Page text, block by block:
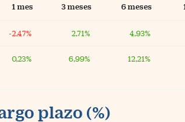
1 mes 3 meses 6 meses
-2,47% 2,71% 4,93%
0,23% 6,99% 12,21%
plazo (%)